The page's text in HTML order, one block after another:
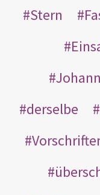
Stern
derselbe